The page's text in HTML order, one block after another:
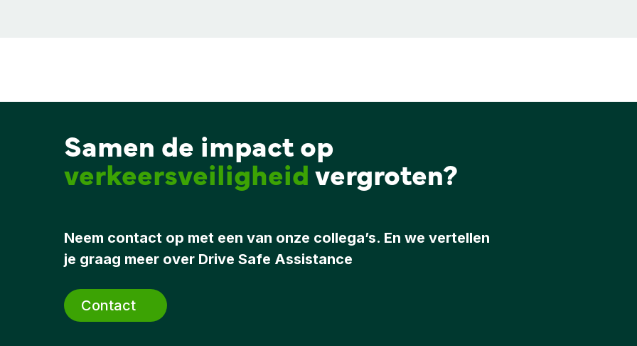
Samen de impact op
verkeersveiligheidvergroten?
Neem contact op met een van onze collega’s. En we vertellen
je graag meer over Drive Safe Assistance
Contact